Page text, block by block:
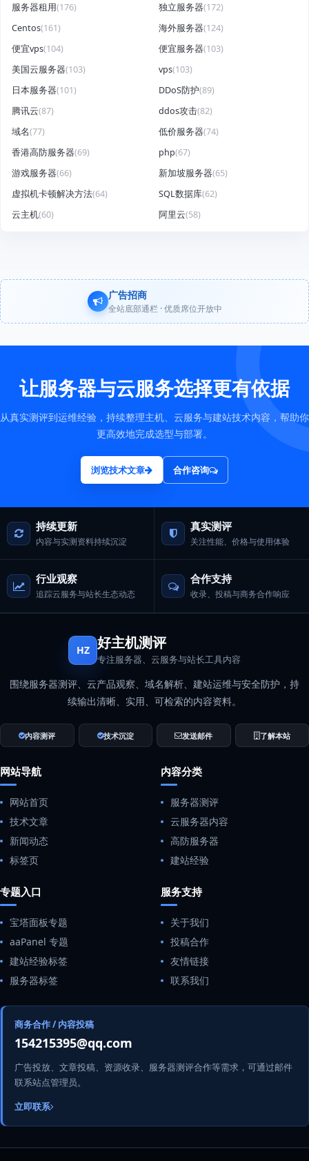
服务器租用(176) 独立服务器(172)
Centos(161) 海外服务器(124)
便宜vps(104) 便宜服务器(103)
美国云服务器(103) vps(103)
日本服务器(101) DDoS防护(89)
腾讯云(87) ddos攻击(82)
域名(77) 低价服务器(74)
香港高防服务器(69) php(67)
游戏服务器(66) 新加坡服务器(65)
虚拟机卡顿解决方法(64) SQL数据库(62)
云主机(60) 阿里云(58)
广告招商
全站底部通栏 · 优质席位开放中
让服务器与云服务选择更有依据
从真实测评到运维经验，持续整理主机、云服务与建站技术内容，帮助你
更高效地完成选型与部署。
浏览技术文章 合作咨询
持续更新
内容与实测资料持续沉淀
真实测评
关注性能、价格与使用体验
行业观察
追踪云服务与站长生态动态
合作支持
收录、投稿与商务合作响应
HZ 好主机测评
专注服务器、云服务与站长工具内容
围绕服务器测评、云产品观察、域名解析、建站运维与安全防护，持
续输出清晰、实用、可检索的内容资料。
内容测评 技术沉淀 发送邮件 了解本站
网站导航
网站首页
技术文章
新闻动态
标签页
内容分类
服务器测评
云服务器内容
高防服务器
建站经验
专题入口
宝塔面板专题
aaPanel 专题
建站经验标签
服务器标签
服务支持
关于我们
投稿合作
友情链接
联系我们
商务合作 / 内容投稿
154215395@qq.com
广告投放、文章投稿、资源收录、服务器测评合作等需求，可通过邮件
联系站点管理员。
立即联系